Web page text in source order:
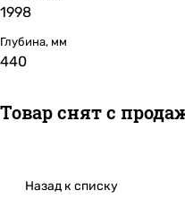
1998
Глубина, мм
440
Товар снят с
Назад к списку